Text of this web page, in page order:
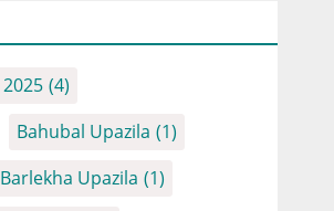
2025 (4)
Bahubal Upazila (1)
Barlekha Upazila (1)